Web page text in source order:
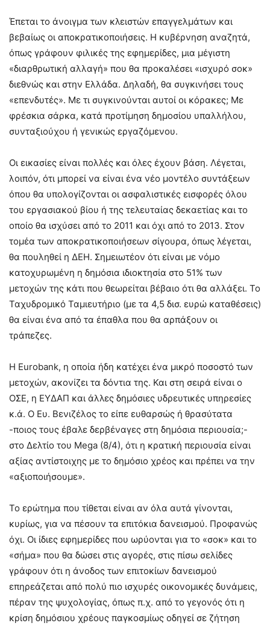
Έπεται το άνοιγμα των κλειστών επαγγελμάτων και
βεβαίως οι αποκρατικοποιήσεις. Η κυβέρνηση αναζητά,
όπως γράφουν φιλικές της εφημερίδες, μια μέγιστη
«διαρθρωτική αλλαγή» που θα προκαλέσει «ισχυρό σοκ»
διεθνώς και στην Ελλάδα. Δηλαδή, θα συγκινήσει τους
«επενδυτές». Με τι συγκινούνται αυτοί οι κόρακες; Με
φρέσκια σάρκα, κατά προτίμηση δημοσίου υπαλλήλου,
συνταξιούχου ή γενικώς εργαζόμενου.
Οι εικασίες είναι πολλές και όλες έχουν βάση. Λέγεται,
λοιπόν, ότι μπορεί να είναι ένα νέο μοντέλο συντάξεων
όπου θα υπολογίζονται οι ασφαλιστικές εισφορές όλου
του εργασιακού βίου ή της τελευταίας δεκαετίας και το
οποίο θα ισχύσει από το 2011 και όχι από το 2013. Στον
τομέα των αποκρατικοποιήσεων σίγουρα, όπως λέγεται,
θα πουληθεί η ΔΕΗ. Σημειωτέον ότι είναι με νόμο
κατοχυρωμένη η δημόσια ιδιοκτησία στο 51% των
μετοχών της κάτι που θεωρείται βέβαιο ότι θα αλλάξει. Το
Ταχυδρομικό Ταμιευτήριο (με τα 4,5 δισ. ευρώ καταθέσεις)
θα είναι ένα από τα έπαθλα που θα αρπάξουν οι
τράπεζες.
Η Eurobank, η οποία ήδη κατέχει ένα μικρό ποσοστό των
μετοχών, ακονίζει τα δόντια της. Και στη σειρά είναι ο
ΟΣΕ, η ΕΥΔΑΠ και άλλες δημόσιες υδρευτικές υπηρεσίες
κ.ά. Ο Ευ. Βενιζέλος το είπε ευθαρσώς ή θρασύτατα
-ποιος τους έβαλε δερβέναγες στη δημόσια περιουσία;-
στο Δελτίο του Mega (8/4), ότι η κρατική περιουσία είναι
αξίας αντίστοιχης με το δημόσιο χρέος και πρέπει να την
«αξιοποιήσουμε».
Το ερώτημα που τίθεται είναι αν όλα αυτά γίνονται,
κυρίως, για να πέσουν τα επιτόκια δανεισμού. Προφανώς
όχι. Οι ίδιες εφημερίδες που ωρύονται για το «σοκ» και το
«σήμα» που θα δώσει στις αγορές, στις πίσω σελίδες
γράφουν ότι η άνοδος των επιτοκίων δανεισμού
επηρεάζεται από πολύ πιο ισχυρές οικονομικές δυνάμεις,
πέραν της ψυχολογίας, όπως π.χ. από το γεγονός ότι η
κρίση δημόσιου χρέους παγκοσμίως οδηγεί σε ζήτηση